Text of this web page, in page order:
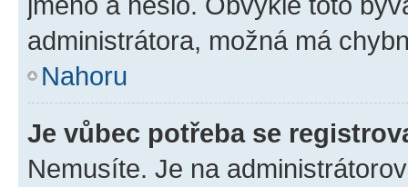
administrátora, možná má
Nahoru
Je vůbec potřeba se
Nemusíte. Je na